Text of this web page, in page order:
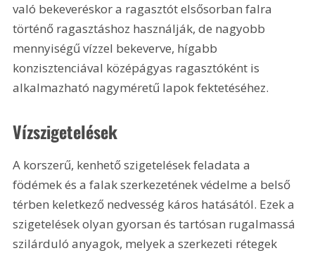
való bekeveréskor a ragasztót elsősorban falra
történő ragasztáshoz használják, de nagyobb
mennyiségű vízzel bekeverve, hígabb
konzisztenciával középágyas ragasztóként is
alkalmazható nagyméretű lapok fektetéséhez.
Vízszigetelések
A korszerű, kenhető szigetelések feladata a
födémek és a falak szerkezetének védelme a belső
térben keletkező nedvesség káros hatásától. Ezek a
szigetelések olyan gyorsan és tartósan rugalmassá
szilárduló anyagok, melyek a szerkezeti rétegek